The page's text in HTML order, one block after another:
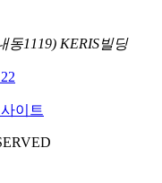
동1119) KERIS빌딩